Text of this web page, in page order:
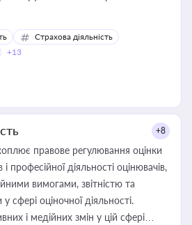
Страхова діяльність
+13
+8
правове регулювання оцінки
професійної діяльності оцінювачів,
вимогами, звітністю та
сфері оціночної діяльності.
і медійних змін у цій сфері